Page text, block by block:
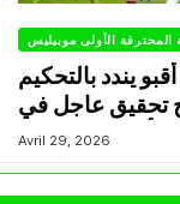
المحترفة الأولى موبيليس
يندد بالتحكيم
تحقيق عاجل في
أثّرت على نتائج
الفريق
Avril 29, 2026